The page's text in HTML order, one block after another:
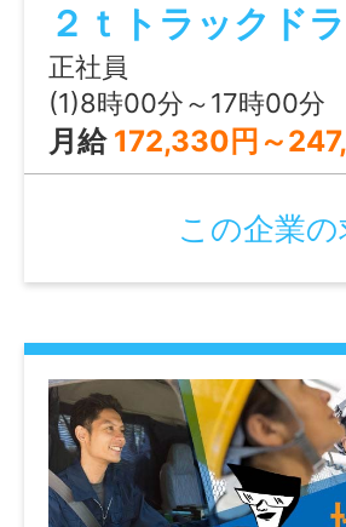
・固定残業代制：あり
【固定残業代の内訳】
基本給：197,220円〜
時間外労働の有無に関わ
46時間を超える時間が
※36協定における特別条
び突発的な発注がある場
回）、1年360時間まで)
情報公開日
の配達／お客様宅での
先は愛媛県内です。 ●
万円～約５０万円 上限
上記例に含みます。 ※
が、乗務のためには取
支援制度あり） 【業務
務】 《 急募
正社員
(1)8時00分～17時00分
月給 172,330円～
この企業